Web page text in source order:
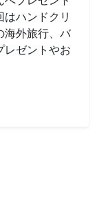
ハンドクリ
海外旅行、バ
レゼントやお